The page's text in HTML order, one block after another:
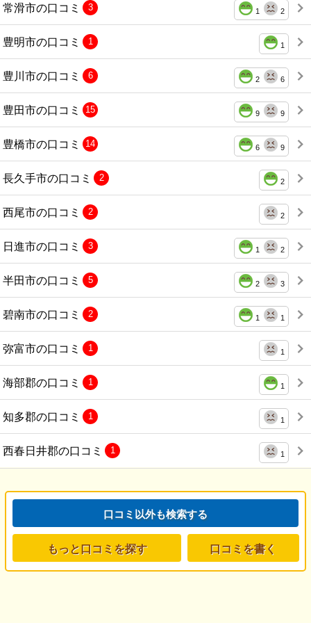
常滑市の口コミ 1 2
3
豊明市の口コミ 1
1
豊川市の口コミ 2 6
6
豊田市の口コミ 9 9
15
豊橋市の口コミ 6 9
14
長久手市の口コミ 2
2
西尾市の口コミ 2
2
日進市の口コミ 1 2
3
半田市の口コミ 2 3
5
碧南市の口コミ 1 1
2
弥富市の口コミ 1
1
海部郡の口コミ 1
1
知多郡の口コミ 1
1
西春日井郡の口コミ 1
1
口コミ以外も検索する
もっと口コミを探す 口コミを書く